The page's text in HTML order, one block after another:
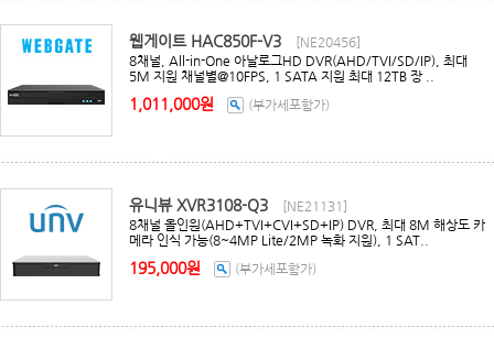
웹게이트 HAC850F-V3
[NE20456]
8채널, All-in-One 아날로그HD DVR(AHD/TVI/SD/IP), 최대
5M 지원 채널별@10FPS, 1 SATA 지원 최대 12TB 장 ..
1,011,000원 (부가세포함가)
유니뷰 XVR3108-Q3
[NE21131]
8채널 올인원(AHD+TVI+CVI+SD+IP) DVR, 최대 8M 해상도 카
메라 인식 가능(8~4MP Lite/2MP 녹화 지원), 1 SAT..
195,000원 (부가세포함가)